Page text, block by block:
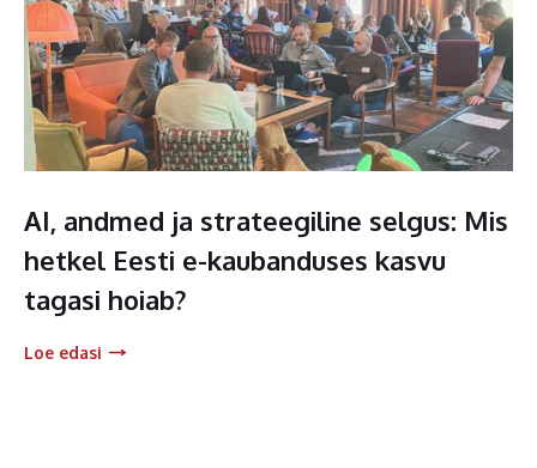
AI, andmed ja strateegiline selgus: Mis
hetkel Eesti e-kaubanduses kasvu
tagasi hoiab?
Loe edasi